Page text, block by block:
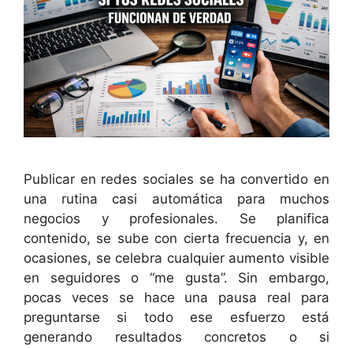
Publicar en redes sociales se ha convertido en
una rutina casi automática para muchos
negocios y profesionales. Se planifica
contenido, se sube con cierta frecuencia y, en
ocasiones, se celebra cualquier aumento visible
en seguidores o “me gusta”. Sin embargo,
pocas veces se hace una pausa real para
preguntarse si todo ese esfuerzo está
generando resultados concretos o si